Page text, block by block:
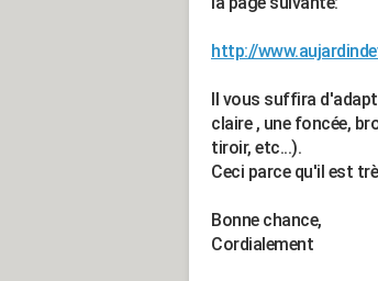
http://
Il vous suffira
claire , une foncée,
tiroir, etc...).
Ceci parce qu'il est
Bonne chance,
Cordialement